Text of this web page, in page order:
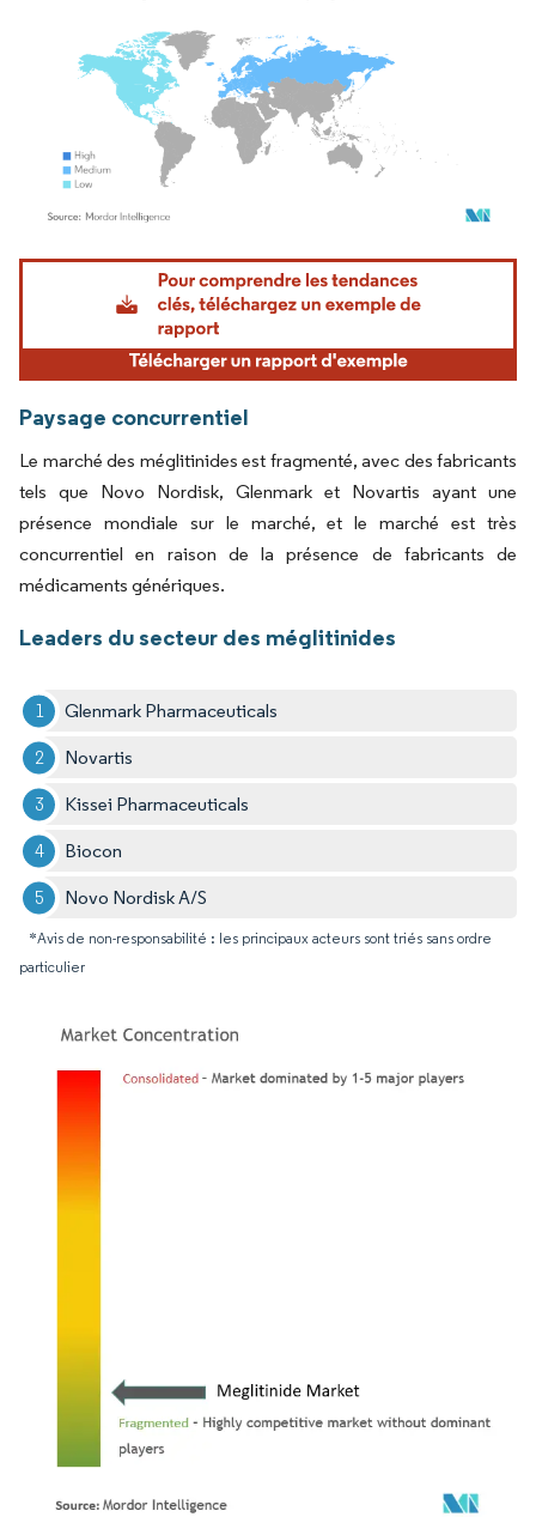
Image © Mordor Intelligence. La réutilisation nécessite une attribution sous CC BY
Paysage concurrentiel
Le marché des méglitinides est fragmenté, avec des fabricants
tels que Novo Nordisk, Glenmark et Novartis ayant une
présence mondiale sur le marché, et le marché est très
concurrentiel en raison de la présence de fabricants de
médicaments génériques.
Leaders du secteur des méglitinides
Glenmark Pharmaceuticals
Novartis
Kissei Pharmaceuticals
Biocon
Novo Nordisk A/S
*Avis de non-responsabilité : les principaux acteurs sont triés sans ordre
particulier